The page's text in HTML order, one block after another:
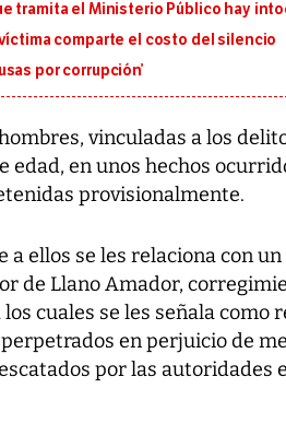
tramita el Ministerio Público hay
comparte el costo del silencio
por corrupción’
vinculadas a los
edad, en unos hechos
provisionalmente.
ellos se les relaciona con
de Llano Amador,
cuales se les señala como
en perjuicio de
por las autoridades